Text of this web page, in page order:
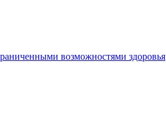
возможностями здоровья